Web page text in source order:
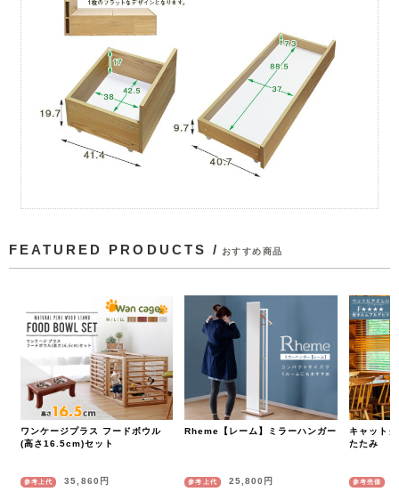
FEATURED PRODUCTS / おすすめ商品
ワンケージプラス フードボウル
(高さ16.5cm)セット
参考上代 35,860円
Rheme【レーム】ミラーハンガー
参考上代 25,800円
キャット
たたみ
参考売価